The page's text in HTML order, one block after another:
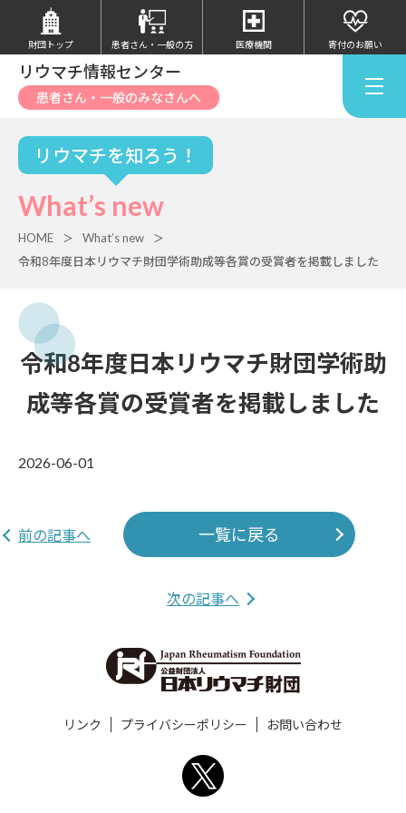
リウマチ情報センター
患者さん・一般のみなさんへ
リウマチを知ろう！
What’s new
HOME
What’s new
令和8年度日本リウマチ財団学術助成等各賞の受賞者を掲載しました
令和8年度日本リウマチ財団学術助
成等各賞の受賞者を掲載しました
2026-06-01
前の記事へ 一覧に戻る
次の記事へ
財団トップ 患者さん・ 一般の方 医療機関 寄付のお願い
リンク プライバシーポリシー お問い合わせ